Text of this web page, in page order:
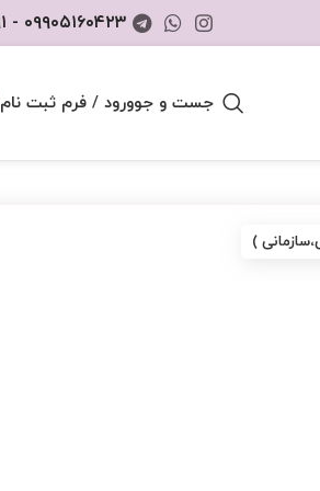
۰۹۹۰۵۱۶۰۴۲۳ - ۰۲۱۵۵۳۳۲۸۹۱
جست و جوورود / فرم ثبت نام
)